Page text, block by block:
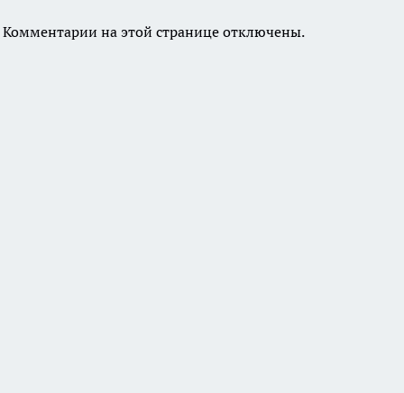
Комментарии на этой странице отключены.